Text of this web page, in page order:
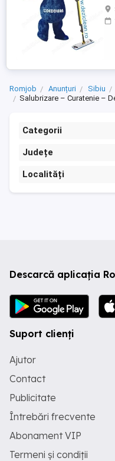
Romjob Anunțuri Sibiu
Salubrizare – Curatenie –
Categorii
Județe
Localități
Descarcă aplicația
Suport clienți
Ajutor
Contact
Publicitate
Întrebări frecvente
Abonament VIP
Termeni și condiții